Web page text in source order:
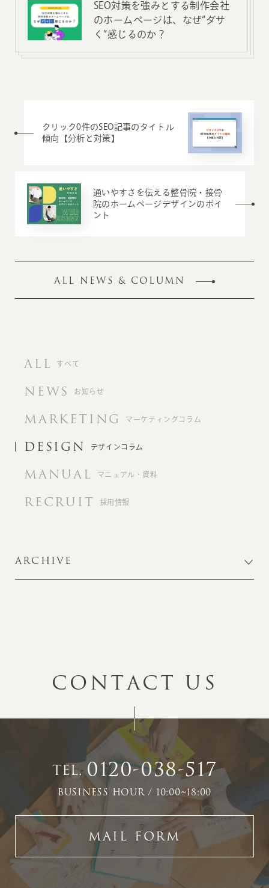
SEO対策を強みとする制作会社
のホームページは、なぜ“ダサ
く”感じるのか？
クリック0件のSEO記事のタイトル
傾向【分析と対策】
通いやすさを伝える整骨院・接骨
院のホームページデザインのポイ
ント
ALL NEWS & COLUMN
ALL すべて
NEWS お知らせ
MARKETING マーケティングコラム
DESIGN デザインコラム
MANUAL マニュアル・資料
RECRUIT 採用情報
ARCHIVE
CONTACT US
TEL.0120-038-517
BUSINESS HOUR / 10:00~18:00
MAIL FORM